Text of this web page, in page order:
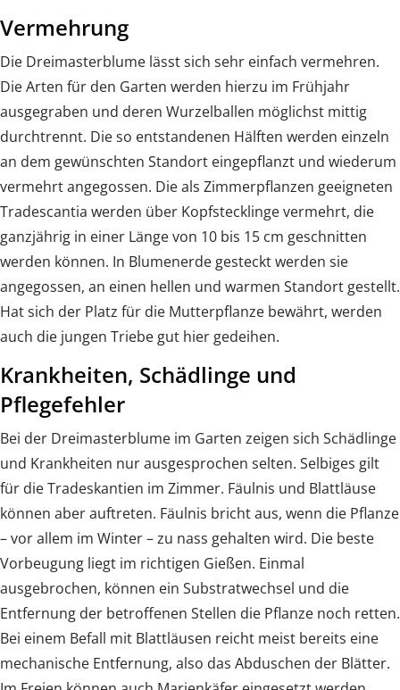
Vermehrung
Die Dreimasterblume lässt sich sehr einfach vermehren.
Die Arten für den Garten werden hierzu im Frühjahr
ausgegraben und deren Wurzelballen möglichst mittig
durchtrennt. Die so entstandenen Hälften werden einzeln
an dem gewünschten Standort eingepflanzt und wiederum
vermehrt angegossen. Die als Zimmerpflanzen geeigneten
Tradescantia werden über Kopfstecklinge vermehrt, die
ganzjährig in einer Länge von 10 bis 15 cm geschnitten
werden können. In Blumenerde gesteckt werden sie
angegossen, an einen hellen und warmen Standort gestellt.
Hat sich der Platz für die Mutterpflanze bewährt, werden
auch die jungen Triebe gut hier gedeihen.
Krankheiten, Schädlinge und
Pflegefehler
Bei der Dreimasterblume im Garten zeigen sich Schädlinge
und Krankheiten nur ausgesprochen selten. Selbiges gilt
für die Tradeskantien im Zimmer. Fäulnis und Blattläuse
können aber auftreten. Fäulnis bricht aus, wenn die Pflanze
– vor allem im Winter – zu nass gehalten wird. Die beste
Vorbeugung liegt im richtigen Gießen. Einmal
ausgebrochen, können ein Substratwechsel und die
Entfernung der betroffenen Stellen die Pflanze noch retten.
Bei einem Befall mit Blattläusen reicht meist bereits eine
mechanische Entfernung, also das Abduschen der Blätter.